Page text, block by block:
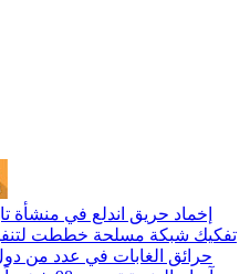
إخماد حريق اندلع في منشأة
تفكيك شبكة مسلحة خططت
حرائق الغابات في عدد من دول